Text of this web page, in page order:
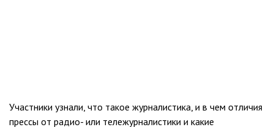
Участники узнали, что такое журналистика, и в чем отличия
прессы от радио- или тележурналистики и какие